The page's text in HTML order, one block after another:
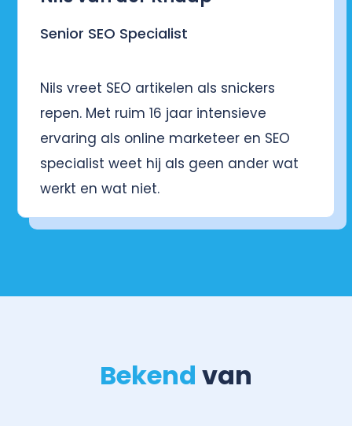
Senior SEO Specialist
Nils vreet SEO artikelen als snickers
repen. Met ruim 16 jaar intensieve
ervaring als online marketeer en SEO
specialist weet hij als geen ander wat
werkt en wat niet.
Bekend van